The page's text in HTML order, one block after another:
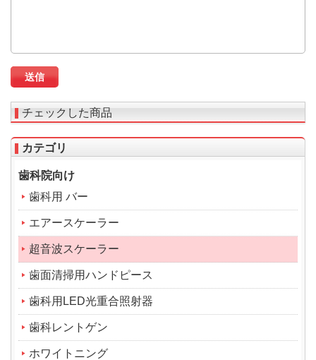
チェックした商品
カテゴリ
歯科院向け
歯科用 バー
エアースケーラー
超音波スケーラー
歯面清掃用ハンドピース
歯科用LED光重合照射器
歯科レントゲン
ホワイトニング